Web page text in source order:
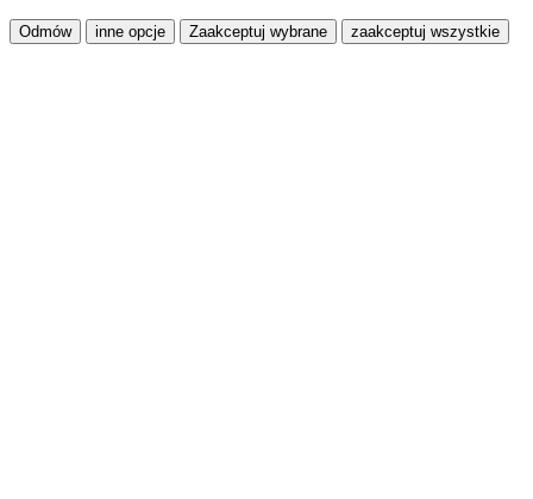
Odmów inne opcje Zaakceptuj wybrane zaakceptuj wszystkie